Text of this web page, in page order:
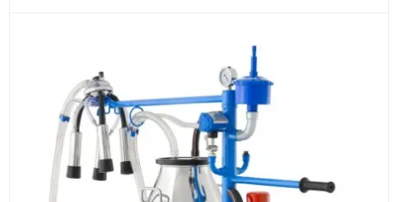
Подбираем оборудование, рассчитываем
стоимость товара и ориентировочную стоимость
доставки.